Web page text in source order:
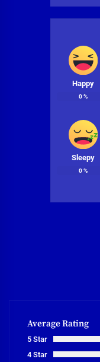
Happy
0%
Sleepy
0%
Average Rating
5 Star
4 Star